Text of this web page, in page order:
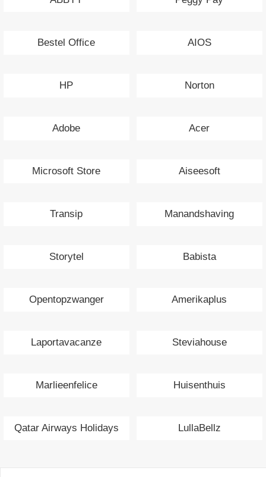
Bestel Office AIOS
HP Norton
Adobe Acer
Microsoft Store Aiseesoft
Transip Manandshaving
Storytel Babista
Opentopzwanger Amerikaplus
Laportavacanze Steviahouse
Marlieenfelice Huisenthuis
Qatar Airways Holidays LullaBellz